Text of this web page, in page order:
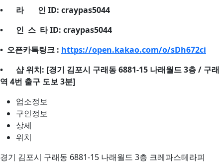
•
라 인 ID: craypas5044
•
인 스 타 ID: craypas5044
• 오픈카톡링크 : https://open.kakao.com/o/sDh672ci
•
샵 위치: [경기 김포시 구래동 6881-15 나래월드 3층 / 구래
역 4번 출구 도보 3분]
업소정보
구인정보
상세
위치
경기 김포시 구래동 6881-15 나래월드 3층 크레파스테라피